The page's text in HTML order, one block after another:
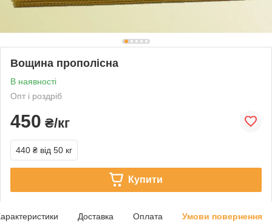
Вощина прополісна
В наявності
Опт і роздріб
450 ₴/кг
440 ₴ від 50 кг
Купити
Доставка Оплата Умови повернення